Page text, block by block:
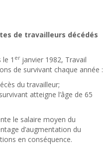
de travailleurs décédés
le 1 erjanvier 1982, Travail
de survivant chaque année :
du travailleur;
atteigne l’âge de 65
le salaire moyen du
d’augmentation du
en conséquence.